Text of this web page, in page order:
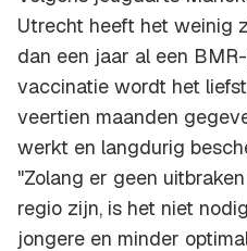
Utrecht heeft het weinig
dan een jaar al een
vaccinatie wordt het
veertien maanden
werkt en langdurig
"Zolang er geen
regio zijn, is het niet
jongere en minder